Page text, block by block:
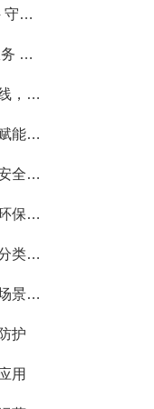
忧
效
析
展解析
南
南
事项
解析
护
用